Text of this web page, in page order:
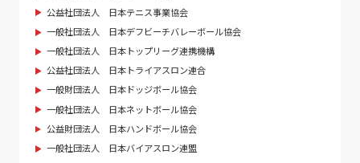
公益社団法人 日本テニス事業協会
一般社団法人 日本デフビーチバレーボール協会
一般社団法人 日本トップリーグ連携機構
公益社団法人 日本トライアスロン連合
一般財団法人 日本ドッジボール協会
一般社団法人 日本ネットボール協会
公益財団法人 日本ハンドボール協会
一般社団法人 日本バイアスロン連盟